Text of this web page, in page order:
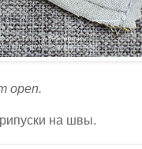
open.
на швы.